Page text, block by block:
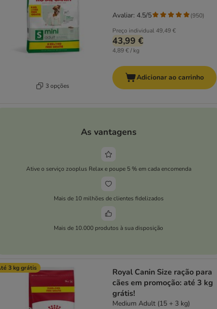
3 opções
Preço individual49,49 €
43,99 €
4,89 € / kg
Avaliar: 4.5/5 (950)
Adicionar ao carrinho
As vantagens
Ative o serviço zooplus Relax e poupe 5 % em cada encomenda
Mais de 10 milhões de clientes fidelizados
Mais de 10.000 produtos à sua disposição
3 kg grátis
Royal Canin Size ração para
cães em promoção: até 3 kg
grátis!
Medium Adult (15 + 3 kg)